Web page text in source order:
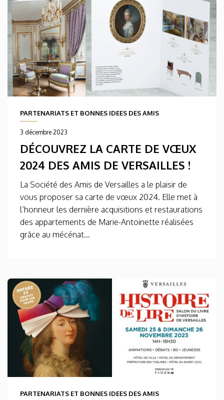
PARTENARIATS ET BONNES IDEES DES AMIS
3 décembre 2023
DÉCOUVREZ LA CARTE DE VŒUX
2024 DES AMIS DE VERSAILLES !
La Société des Amis de Versailles a le plaisir de
vous proposer sa carte de vœux 2024. Elle met à
l’honneur les dernière acquisitions et restaurations
des appartements de Marie-Antoinette réalisées
grâce au mécénat...
PARTENARIATS ET BONNES IDEES DES AMIS